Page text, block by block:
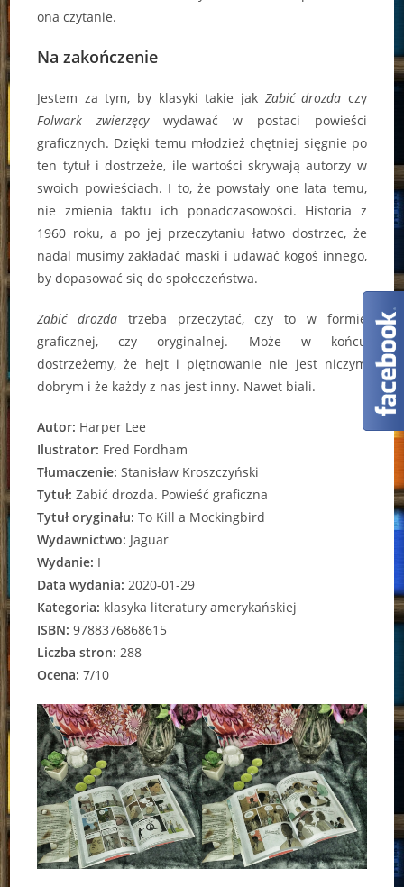
ona czytanie.
Na zakończenie
Jestem za tym, by klasyki takie jak Zabić drozda czy
Folwark zwierzęcywydawać w postaci powieści
graficznych. Dzięki temu młodzież chętniej sięgnie po
ten tytuł i dostrzeże, ile wartości skrywają autorzy w
swoich powieściach. I to, że powstały one lata temu,
nie zmienia faktu ich ponadczasowości. Historia z
1960 roku, a po jej przeczytaniu łatwo dostrzec, że
nadal musimy zakładać maski i udawać kogoś innego,
by dopasować się do społeczeństwa.
Zabić drozda trzeba przeczytać, czy to w formie
graficznej, czy oryginalnej. Może w końcu
dostrzeżemy, że hejt i piętnowanie nie jest niczym
dobrym i że każdy z nas jest inny. Nawet biali.
Autor: Harper Lee
Ilustrator: Fred Fordham
Tłumaczenie: Stanisław Kroszczyński
Tytuł: Zabić drozda. Powieść graficzna
Tytuł oryginału: To Kill a Mockingbird
Wydawnictwo: Jaguar
Wydanie: I
Data wydania: 2020-01-29
Kategoria: klasyka literatury amerykańskiej
ISBN: 9788376868615
Liczba stron: 288
Ocena: 7/10